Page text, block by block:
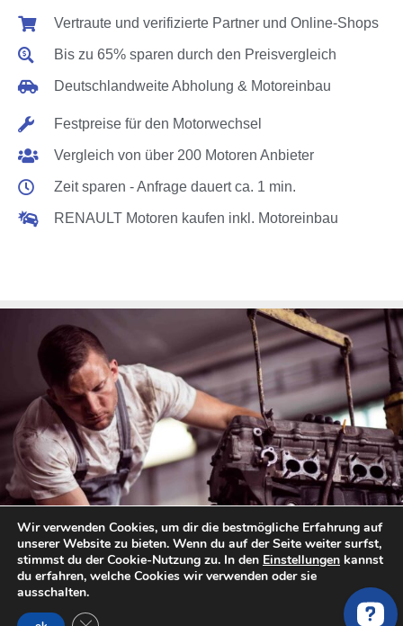
Vertraute und verifizierte Partner und Online-Shops
Bis zu 65% sparen durch den Preisvergleich
Deutschlandweite Abholung & Motoreinbau
Festpreise für den Motorwechsel
Vergleich von über 200 Motoren Anbieter
Zeit sparen - Anfrage dauert ca. 1 min.
RENAULT Motoren kaufen inkl. Motoreinbau
Wir verwenden Cookies, um dir die bestmögliche Erfahrung auf
unserer Website zu bieten. Wenn du auf der Seite weiter surfst,
stimmst du der Cookie-Nutzung zu. In den Einstellungen kannst
du erfahren, welche Cookies wir verwenden oder sie
ausschalten.
GDPR Cookie-Banner schließen